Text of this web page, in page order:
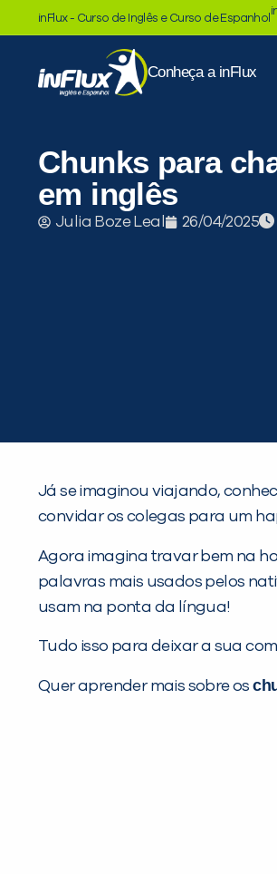
inFlux - Curso de Inglês e Curso de Espanhol
Conheça a inFlux
Chunks para
em inglês
Julia Boze Leal 26/04/2025
Já se imaginou viajando,
convidar os colegas para um
Agora imagina travar bem na
palavras mais usados pelos
usam na ponta da língua!
Tudo isso para deixar a sua
Quer aprender mais sobre os